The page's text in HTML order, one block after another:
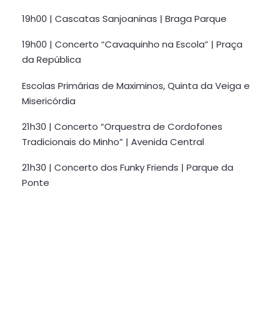
19h00 | Cascatas Sanjoaninas | Braga Parque
19h00 | Concerto “Cavaquinho na Escola” | Praça
da República
Escolas Primárias de Maximinos, Quinta da Veiga e
Misericórdia
21h30 | Concerto “Orquestra de Cordofones
Tradicionais do Minho” | Avenida Central
21h30 | Concerto dos Funky Friends | Parque da
Ponte